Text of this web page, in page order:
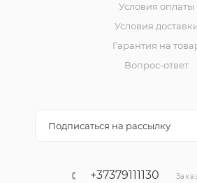
Условия оплаты
Условия
Гарантия на
Вопрос-ответ
Подписаться на рассылку
+37379111130